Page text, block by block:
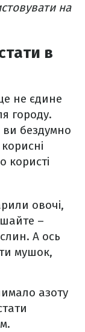
на
в
не єдине
городу.
ви бездумно
користі
овочі,
–
А ось
мушок,
азоту